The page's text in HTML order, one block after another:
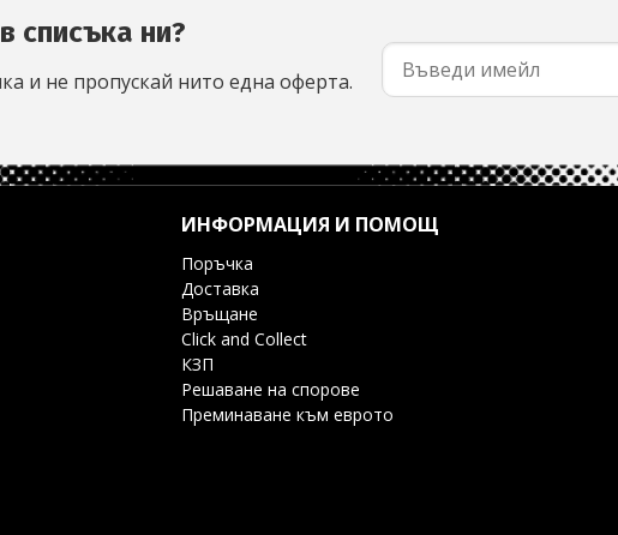
списъка ни?
и не пропускай нито една оферта.
ИНФОРМАЦИЯ И ПОМОЩ
Поръчка
Доставка
Връщане
Click and Collect
КЗП
Решаване на спорове
Преминаване към еврото